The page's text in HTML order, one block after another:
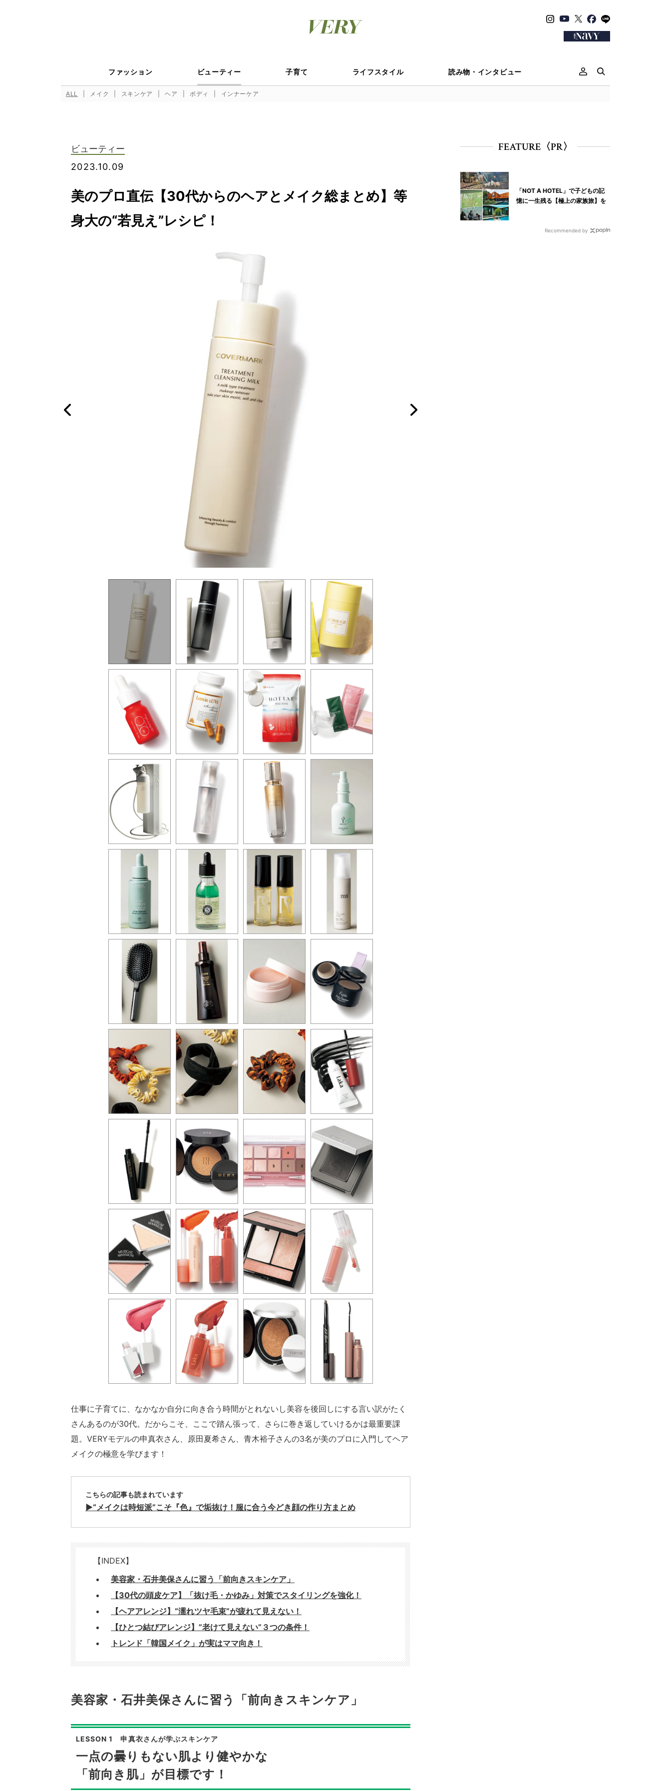
ファッション ビューティー 子育て ライフスタイル 読み物・インタビュー
ALL メイク スキンケア ヘア ボディ インナーケア
ビューティー
2023.10.09
美のプロ直伝【30代からのヘアとメイク総まとめ】等
身大の“若見え”レシピ！
仕事に子育てに、なかなか自分に向き合う時間がとれないし美容を後回しにする言い訳がたく
さんあるのが30代。だからこそ、ここで踏ん張って、さらに巻き返していけるかは最重要課
題。VERYモデルの申真衣さん、原田夏希さん、青木裕子さんの3名が美のプロに入門してヘア
メイクの極意を学びます！
こちらの記事も読まれています
▶︎“メイクは時短派”こそ『色』で垢抜け！服に合う今どき顔の作り方まとめ
【INDEX】
美容家・石井美保さんに習う「前向きスキンケア」
【30代の頭皮ケア】「抜け毛・かゆみ」対策でスタイリングを強化！
【ヘアアレンジ】“濡れツヤ毛束”が疲れて見えない！
【ひとつ結びアレンジ】”老けて見えない”３つの条件！
トレンド「韓国メイク」が実はママ向き！
美容家・石井美保さんに習う「前向きスキンケア」
LESSON 1 申真衣さんが学ぶスキンケア
一点の曇りもない肌より健やかな
「前向き肌」が目標です！
FEATURE〈PR〉
「NOT A HOTEL」で子どもの記
憶に一生残る【極上の家族旅】を
Recommended by